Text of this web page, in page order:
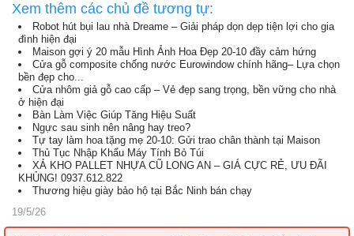
Xem thêm các chủ đề tương tự:
Robot hút bụi lau nhà Dreame – Giải pháp dọn dẹp tiện lợi cho gia
đình hiện đại
Maison gợi ý 20 mẫu Hình Ảnh Hoa Đẹp 20-10 đầy cảm hứng
Cửa gỗ composite chống nước Eurowindow chính hãng– Lựa chọn
bền đẹp cho...
Cửa nhôm giả gỗ cao cấp – Vẻ đẹp sang trọng, bền vững cho nhà
ở hiện đại
Bàn Làm Việc Giúp Tăng Hiệu Suất
Ngực sau sinh nên nâng hay treo?
Tự tay làm hoa tặng mẹ 20-10: Gửi trao chân thành tại Maison
Thủ Tục Nhập Khẩu Máy Tính Bỏ Túi
XẢ KHO PALLET NHỰA CŨ LONG AN – GIÁ CỰC RẺ, ƯU ĐÃI
KHỦNG! 0937.612.822
Thương hiệu giày bảo hộ tại Bắc Ninh bán chạy
19/5/26